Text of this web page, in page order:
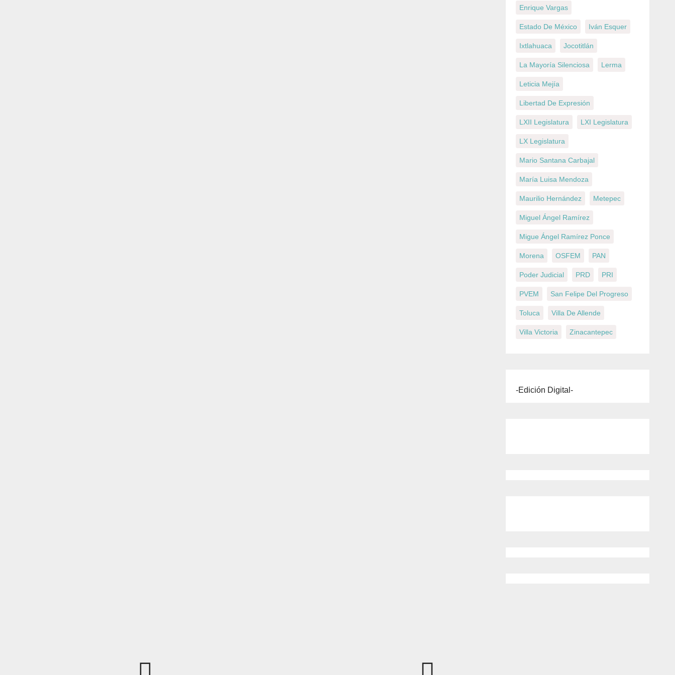
Enrique Vargas
Estado De México Iván Esquer
Ixtlahuaca Jocotitlán
La Mayoría Silenciosa Lerma
Leticia Mejía
Libertad De Expresión
LXII Legislatura LXI Legislatura
LX Legislatura
Mario Santana Carbajal
María Luisa Mendoza
Maurilio Hernández Metepec
Miguel Ángel Ramírez
Migue Ángel Ramírez Ponce
Morena OSFEM PAN
Poder Judicial PRD PRI
PVEM San Felipe Del Progreso
Toluca Villa De Allende
Villa Victoria Zinacantepec
-Edición Digital-